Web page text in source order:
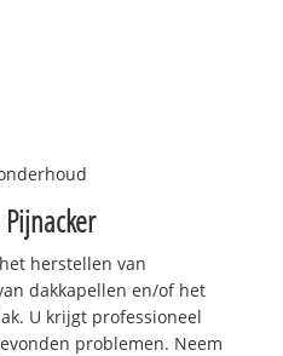
Pijnacker
herstellen van
dakkapellen en/of het
U krijgt professioneel
problemen. Neem